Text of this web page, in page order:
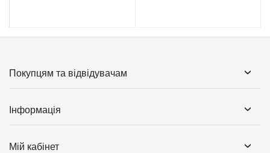
Покупцям та відвідувачам
Інформація
Мій кабінет